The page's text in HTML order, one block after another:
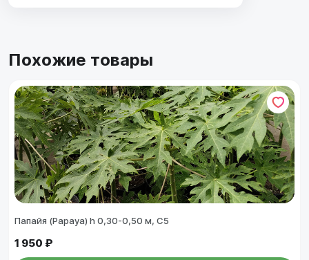
Похожие товары
Папайя (Papaya) h 0,30-0,50 м, С5
1 950 ₽